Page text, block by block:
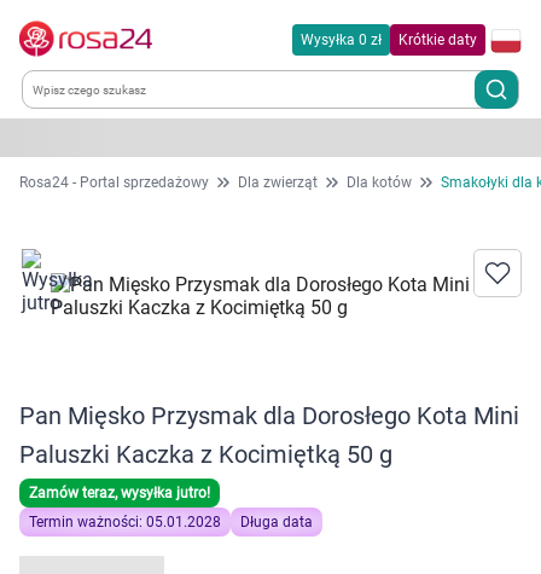
Wysyłka 0 zł Krótkie daty
Kategorie
Dla zwierząt
Zdrowie
Kobieta w ciąży i mama
Dziecko
Rosa24 - Portal sprzedażowy Dla zwierząt Dla kotów Smakołyki dla
Pan Mięsko Przysmak dla Dorosłego Kota Mini
Paluszki Kaczka z Kocimiętką 50 g
Zamów teraz, wysyłka jutro!
Termin ważności: 05.01.2028
Długa data